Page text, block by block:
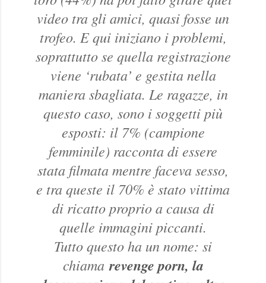
video tra gli amici, quasi fosse un
trofeo. E qui iniziano i problemi,
soprattutto se quella registrazione
viene ‘rubata’ e gestita nella
maniera sbagliata. Le ragazze, in
questo caso, sono i soggetti più
esposti: il 7% (campione
femminile) racconta di essere
stata filmata mentre faceva sesso,
e tra queste il 70% è stato vittima
di ricatto proprio a causa di
quelle immagini piccanti.
Tutto questo ha un nome: si
chiama revenge porn, la